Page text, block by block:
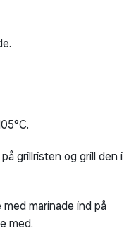
grillristen og grill den i
marinade ind på
med.